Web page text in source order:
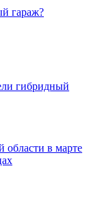
гараж?
гибридный
в марте